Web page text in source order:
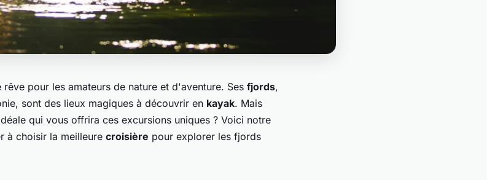
pour les amateurs de nature et d'aventure. Ses fjords,
sont des lieux magiques à découvrir en kayak. Mais
qui vous offrira ces excursions uniques ? Voici notre
à choisir la meilleure croisière pour explorer les fjords